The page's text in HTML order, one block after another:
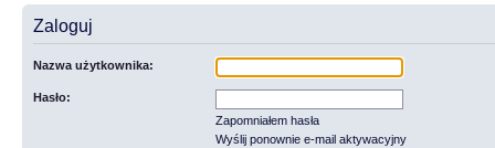
Zaloguj
Nazwa użytkownika:
Hasło:
Zapomniałem hasła
Wyślij ponownie e-mail aktywacyjny